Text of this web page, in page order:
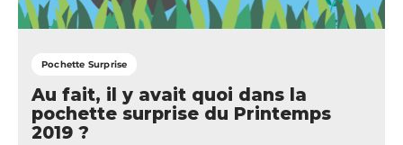
Pochette Surprise
Au fait, il y avait quoi dans la
pochette surprise du Printemps
2019 ?